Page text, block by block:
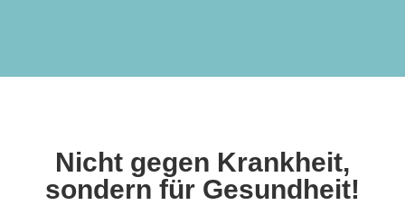
Nicht gegen Krankheit,
sondern für Gesundheit!